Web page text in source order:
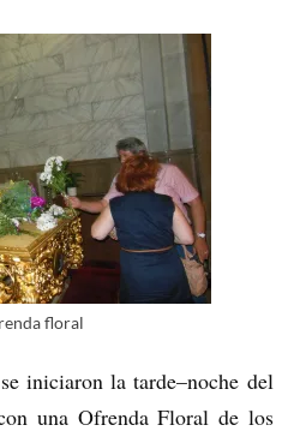
floral
iniciaron la tarde–noche del
una Ofrenda Floral de los